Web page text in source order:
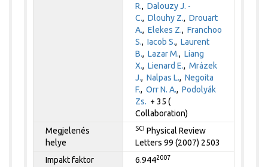
R.,Dalouzy J. -
C.,Dlouhy Z.,Drouart
A.,Elekes Z.,Franchoo
S.,Iacob S.,Laurent
B.,Lazar M.,Liang
X.,Lienard E.,Mrázek
J.,Nalpas L.,Negoita
F.,Orr N. A.,Podolyák
Zs. + 35 (
Collaboration)
Megjelenés
helye
SCI Physical Review
Letters 99 (2007) 2503
Impakt faktor
6.9442007